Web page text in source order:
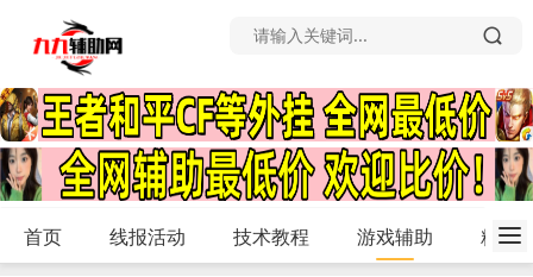
首页 线报活动 技术教程 游戏辅助 精品